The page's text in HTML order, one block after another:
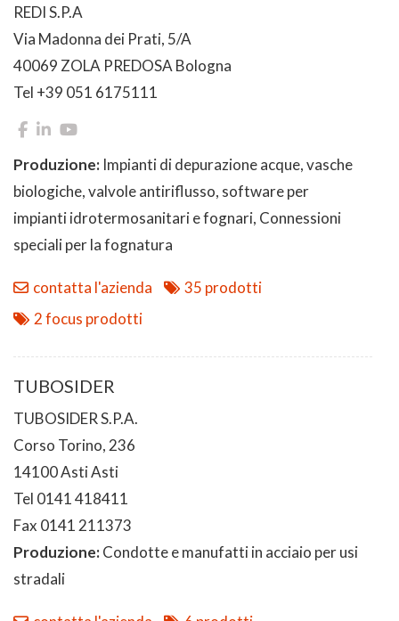
REDI S.P.A
Via Madonna dei Prati, 5/A
40069 ZOLA PREDOSA Bologna
Tel +39 051 6175111
Produzione: Impianti di depurazione acque, vasche
biologiche, valvole antiriflusso, software per
impianti idrotermosanitari e fognari, Connessioni
speciali per la fognatura
contatta l'azienda
35 prodotti
2 focus prodotti
TUBOSIDER
TUBOSIDER S.P.A.
Corso Torino, 236
14100 Asti Asti
Tel 0141 418411
Fax 0141 211373
Produzione:Condotte e manufatti in acciaio per usi
stradali